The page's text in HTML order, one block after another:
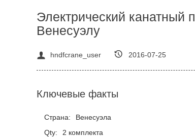
Электрический канатный
Венесуэлу
hndfcrane_user
2016-07-25
Ключевые факты
Страна: Венесуэла
Qty:
2 комплекта